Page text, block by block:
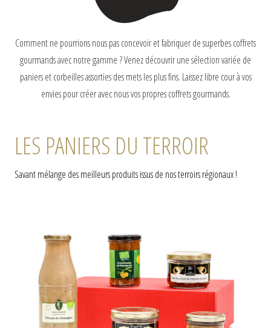
Comment ne pourrions nous pas concevoir et fabriquer de superbes coffrets
gourmands avec notre gamme ? Venez découvrir une sélection variée de
paniers et corbeilles assorties des mets les plus fins. Laissez libre cour à vos
envies pour créer avec nous vos propres coffrets gourmands.
LES PANIERS DU TERROIR
Savant mélange des meilleurs produits issus de nos terroirs régionaux !